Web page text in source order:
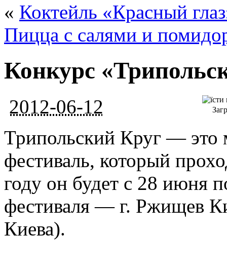
« Коктейль «Красный
Пицца с салями и
Конкурс
2012-06-12
Трипольский Круг — это
фестиваль, который
году он будет с 28 июня
фестиваля — г. Ржищев
Киева).